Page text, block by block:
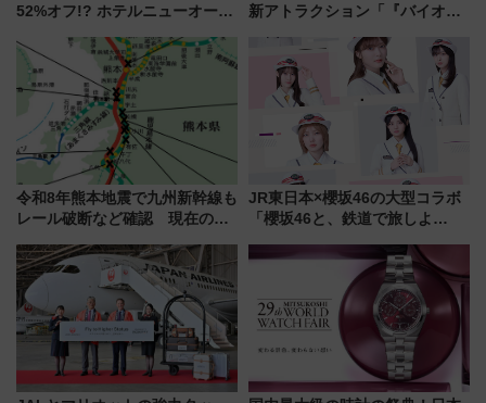
52%オフ!? ホテルニューオータ
ール」で秋の関西旅を豪華にす
る方法（8月20日まで！）
新アトラクション「『バイオハ
ブ」今秋登場 ―予測不能の恐
怖に泣き叫べ―
令和8年熊本地震で九州新幹線も
レール破断など確認 現在の運
響
JR東日本×櫻坂46の大型コラボ
「櫻坂46と、鉄道で旅しよ
潟・長野・庄内へ